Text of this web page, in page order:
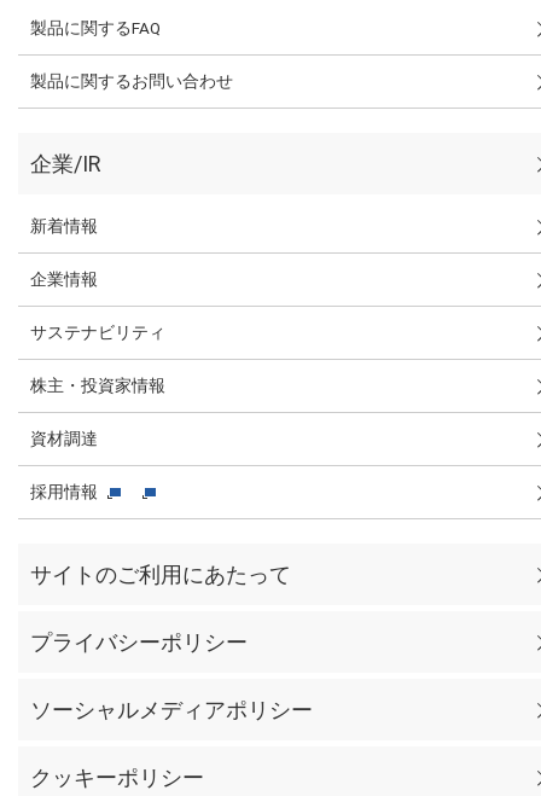
製品に関するFAQ
製品に関するお問い合わせ
企業/IR
新着情報
企業情報
サステナビリティ
株主・投資家情報
資材調達
採用情報
サイトのご利用にあたって
プライバシーポリシー
ソーシャルメディアポリシー
クッキーポリシー